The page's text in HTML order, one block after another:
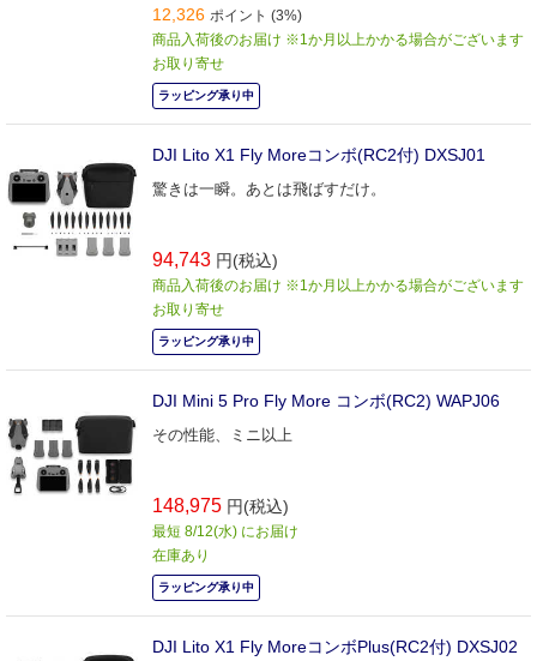
12,326 ポイント (3%)
商品入荷後のお届け ※1か月以上かかる場合がございます
お取り寄せ
ラッピング承り中
DJI Lito X1 Fly Moreコンボ(RC2付) DXSJ01
驚きは一瞬。あとは飛ばすだけ。
94,743 円(税込)
商品入荷後のお届け ※1か月以上かかる場合がございます
お取り寄せ
ラッピング承り中
DJI Mini 5 Pro Fly More コンボ(RC2) WAPJ06
その性能、ミニ以上
148,975 円(税込)
最短 8/12(水) にお届け
在庫あり
ラッピング承り中
DJI Lito X1 Fly MoreコンボPlus(RC2付) DXSJ02